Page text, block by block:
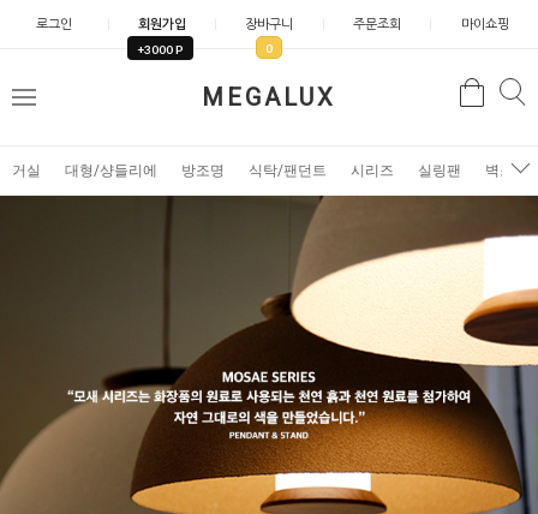
로그인 회원가입
+3000 P
장바구니
0
주문조회 마이쇼핑
MEGALUX
메
검
거실 대형/샹들리에 방조명 식탁/팬던트 시리즈 실링팬 벽조명